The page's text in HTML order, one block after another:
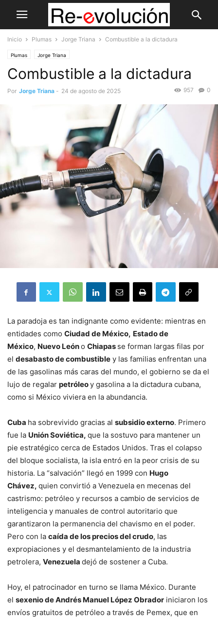
Inicio Plumas Jorge Triana Combustible a la dictadura
Plumas Jorge Triana
Combustible a la dictadura
Por Jorge Triana - 24 de agosto de 2025 0
957
La paradoja es tan indignante como evidente: mientras en
entidades como Ciudad de México, Estado de
México, Nuevo Leóno Chiapas se forman largas filas por
el desabasto de combustible y las familias enfrentan una
de las gasolinas más caras del mundo, el gobierno se da el
lujo de regalar petróleoy gasolina a la dictadura cubana,
como si México viviera en la abundancia.
Cuba ha sobrevivido gracias al subsidio externo. Primero
fue la Unión Soviética, que la sostuvo para mantener un
pie estratégico cerca de Estados Unidos. Tras el colapso
del bloque socialista, la isla entró en la peor crisis de su
historia. La “salvación” llegó en 1999 con Hugo
Chávez, quien convirtió a Venezuela en mecenas del
castrismo: petróleo y recursos a cambio de servicios de
inteligencia y manuales de control autoritario que
garantizaron la permanencia del chavismo en el poder.
Pero con la caída de los precios del crudo, las
expropiaciones y el desmantelamiento de la industria
petrolera, Venezuela dejó de sostener a Cuba.
Hoy, el patrocinador en turno se llama México. Durante
el sexenio de Andrés Manuel López Obrador iniciaron los
envíos gratuitos de petróleo a través de Pemex, que en